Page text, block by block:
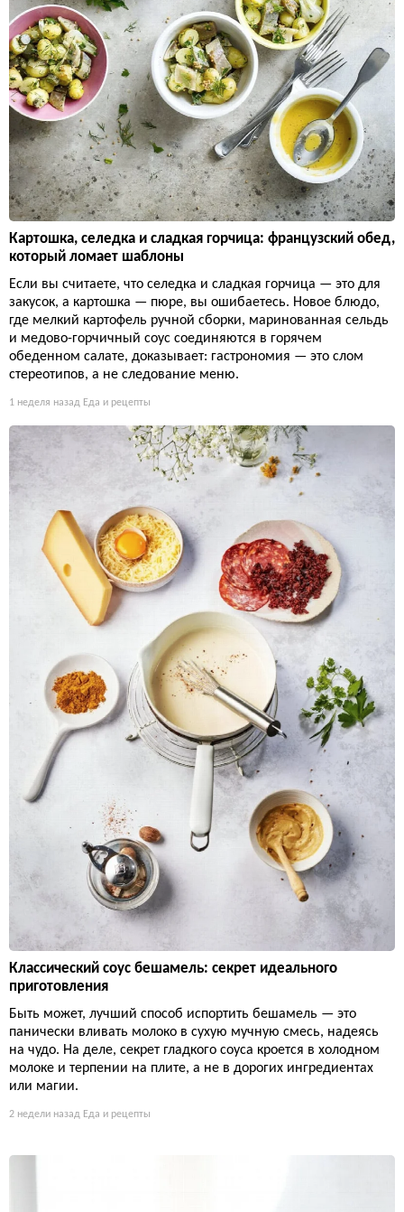
Картошка, селедка и сладкая горчица: французский обед,
который ломает шаблоны
Если вы считаете, что селедка и сладкая горчица — это для
закусок, а картошка — пюре, вы ошибаетесь. Новое блюдо,
где мелкий картофель ручной сборки, маринованная сельдь
и медово-горчичный соус соединяются в горячем
обеденном салате, доказывает: гастрономия — это слом
стереотипов, а не следование меню.
1 неделя назад Еда и рецепты
Классический соус бешамель: секрет идеального
приготовления
Быть может, лучший способ испортить бешамель — это
панически вливать молоко в сухую мучную смесь, надеясь
на чудо. На деле, секрет гладкого соуса кроется в холодном
молоке и терпении на плите, а не в дорогих ингредиентах
или магии.
2 недели назад Еда и рецепты